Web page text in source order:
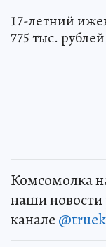
17-летний
775 тыс. рублей
Комсомолка
наши
канале